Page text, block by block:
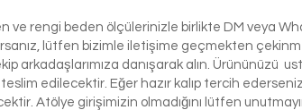
ve rengi beden ölçülerinizle birlikte DM veya
lütfen bizimle iletişime geçmekten
arkadaşlarımıza danışarak alın. Ürününüzü
edilecektir. Eğer hazır kalıp tercih
Atölye girişimizin olmadığını lütfen